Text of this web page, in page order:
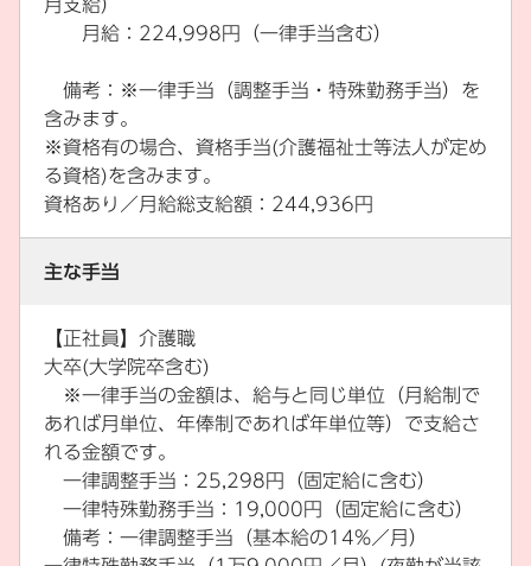
月支給）
月給：224,998円（一律手当含む）
備考：※一律手当（調整手当・特殊勤務手当）を
含みます。
※資格有の場合、資格手当(介護福祉士等法人が定め
る資格)を含みます。
資格あり／月給総支給額：244,936円
主な手当
【正社員】介護職
大卒(大学院卒含む)
※一律手当の金額は、給与と同じ単位（月給制で
あれば月単位、年俸制であれば年単位等）で支給さ
れる金額です。
一律調整手当：25,298円（固定給に含む）
一律特殊勤務手当：19,000円（固定給に含む）
備考：一律調整手当（基本給の14%／月）